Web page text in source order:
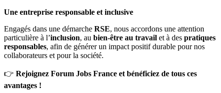
Une entreprise responsable et inclusive
Engagés dans une démarche RSE, nous accordons une attention
particulière à l’inclusion, au bien-être au travail et à des pratiques
responsables, afin de générer un impact positif durable pour nos
collaborateurs et pour la société.
👉 Rejoignez Forum Jobs France et bénéficiez de tous ces
avantages !